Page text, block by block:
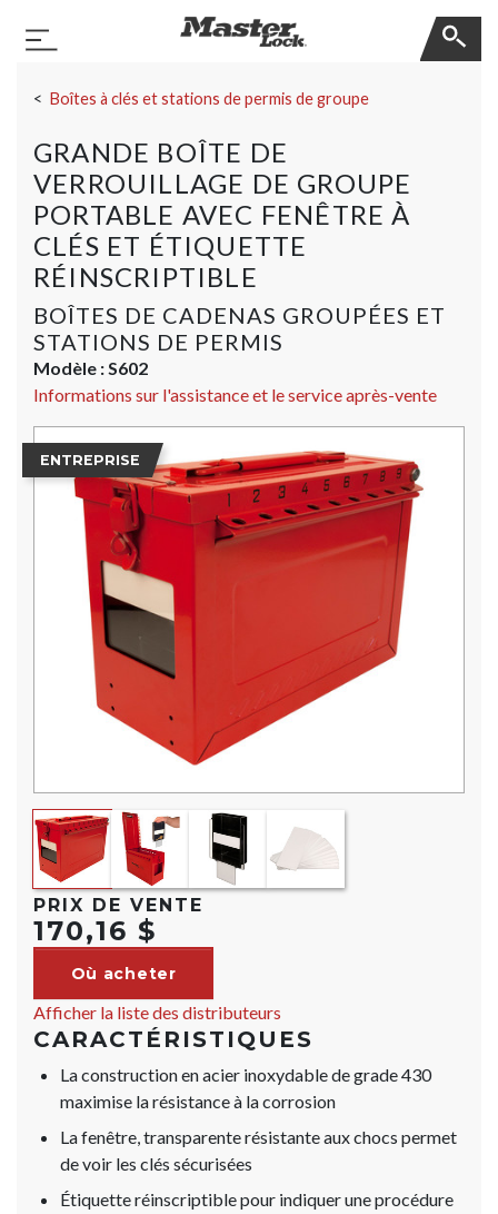
Basculer la navigation
Boîtes à clés et stations de permis de groupe
GRANDE BOÎTE DE
VERROUILLAGE DE GROUPE
PORTABLE AVEC FENÊTRE À
CLÉS ET ÉTIQUETTE
RÉINSCRIPTIBLE
BOÎTES DE CADENAS GROUPÉES ET
STATIONS DE PERMIS
Modèle :S602
Informations sur l'assistance et le service après-vente
ENTREPRISE
PRIX DE VENTE
170,16 $
Où acheter
Afficher la liste des distributeurs
CARACTÉRISTIQUES
La construction en acier inoxydable de grade 430
maximise la résistance à la corrosion
La fenêtre, transparente résistante aux chocs permet
de voir les clés sécurisées
Étiquette réinscriptible pour indiquer une procédure